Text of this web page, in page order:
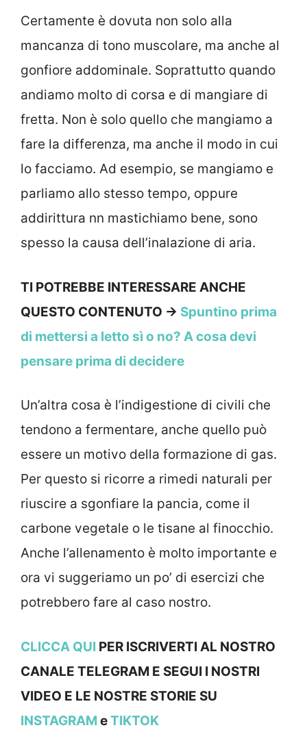
Certamente è dovuta non solo alla
mancanza di tono muscolare, ma anche al
gonfiore addominale. Soprattutto quando
andiamo molto di corsa e di mangiare di
fretta. Non è solo quello che mangiamo a
fare la differenza, ma anche il modo in cui
lo facciamo. Ad esempio, se mangiamo e
parliamo allo stesso tempo, oppure
addirittura nn mastichiamo bene, sono
spesso la causa dell’inalazione di aria.
TI POTREBBE INTERESSARE ANCHE
QUESTO CONTENUTO → Spuntino prima
di mettersi a letto sì o no? A cosa devi
pensare prima di decidere
Un’altra cosa è l’indigestione di civili che
tendono a fermentare, anche quello può
essere un motivo della formazione di gas.
Per questo si ricorre a rimedi naturali per
riuscire a sgonfiare la pancia, come il
carbone vegetale o le tisane al finocchio.
Anche l’allenamento è molto importante e
ora vi suggeriamo un po’ di esercizi che
potrebbero fare al caso nostro.
CLICCA QUI PER ISCRIVERTI AL NOSTRO
CANALE TELEGRAM E SEGUI I NOSTRI
VIDEO E LE NOSTRE STORIE SU
INSTAGRAMeTIKTOK